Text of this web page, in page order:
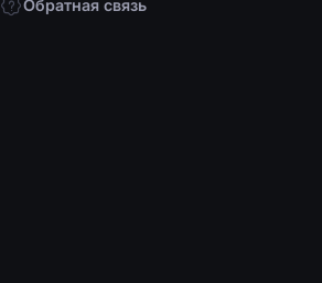
Обратная связь